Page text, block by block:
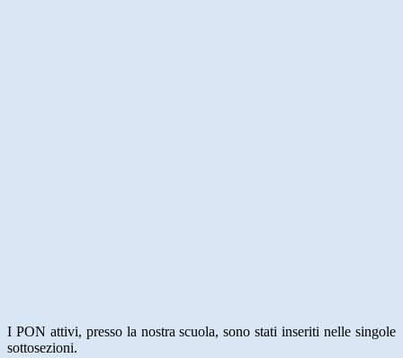
I PON attivi, presso la nostra scuola, sono stati inseriti nelle singole
sottosezioni.